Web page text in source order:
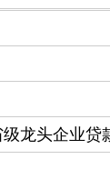
龙头企业贷